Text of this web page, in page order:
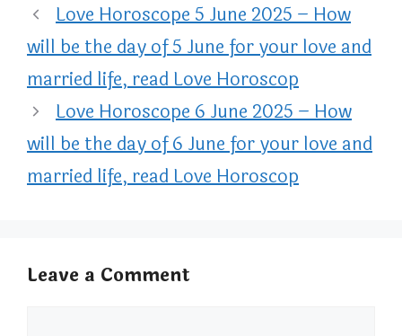
Love Horoscope 5 June 2025 – How
will be the day of 5 June for your love and
married life, read Love Horoscop
Love Horoscope 6 June 2025 – How
will be the day of 6 June for your love and
married life, read Love Horoscop
Leave a Comment